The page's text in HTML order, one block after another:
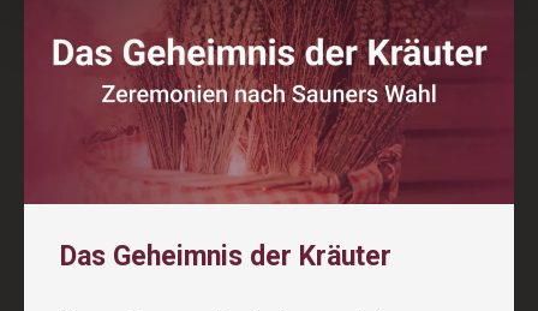
Das Geheimnis der Kräuter